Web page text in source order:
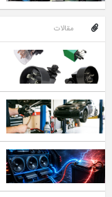
مقالات